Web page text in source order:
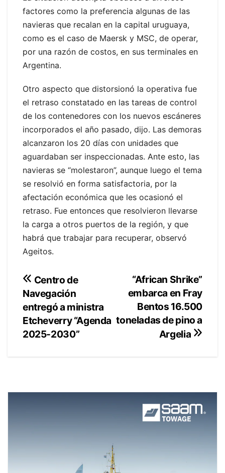
factores como la preferencia algunas de las
navieras que recalan en la capital uruguaya,
como es el caso de Maersk y MSC, de operar,
por una razón de costos, en sus terminales en
Argentina.
Otro aspecto que distorsionó la operativa fue
el retraso constatado en las tareas de control
de los contenedores con los nuevos escáneres
incorporados el año pasado, dijo. Las demoras
alcanzaron los 20 días con unidades que
aguardaban ser inspeccionadas. Ante esto, las
navieras se “molestaron”, aunque luego el tema
se resolvió en forma satisfactoria, por la
afectación económica que les ocasionó el
retraso. Fue entonces que resolvieron llevarse
la carga a otros puertos de la región, y que
habrá que trabajar para recuperar, observó
Ageitos.
Navegación
de
entradas
“African Shrike”
embarca en Fray
Bentos 16.500
toneladas de pino a
Argelia
Centro de
Navegación
entregó a ministra
Etcheverry “Agenda
2025-2030”